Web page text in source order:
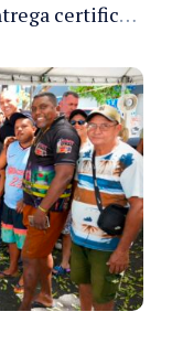
Programa Bolsa Universidade entrega certificados a formandos em Manaus na sede do Executivo municipal